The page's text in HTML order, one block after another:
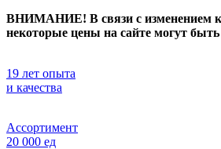
ВНИМАНИЕ! В связи с изменением
некоторые цены на сайте могут
19 лет опыта
и качества
Ассортимент
20 000 ед